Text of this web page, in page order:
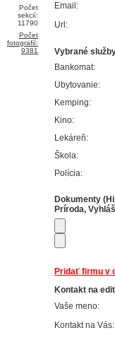
Počet
sekcií:
11790
Počet
fotografií:
9381
Email:
Url:
Vybrané
Bankomat:
Ubytovanie:
Kemping:
Kino:
Lekáreň:
Škola:
Polícia:
Dokumenty
Príroda,
Pridať firmu v
Kontakt na
Vaše meno:
Kontakt na Vás: